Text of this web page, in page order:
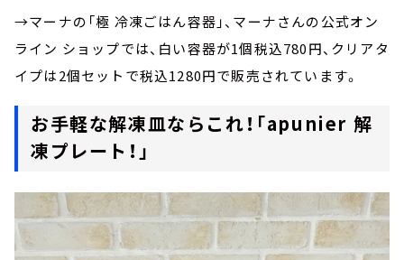
→マーナの「極 冷凍ごはん容器」、マーナさんの公式オン
ライン ショップでは、白い容器が1個税込780円、クリアタ
イプは2個セットで税込1280円で販売されています。
お手軽な解凍皿ならこれ！「apunier 解
凍プレート！」